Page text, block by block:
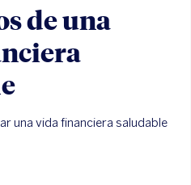
de una
una vida financiera saludable